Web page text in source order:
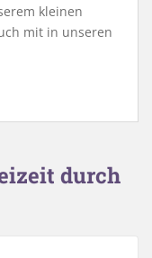
kleinen
mit in unseren
durch